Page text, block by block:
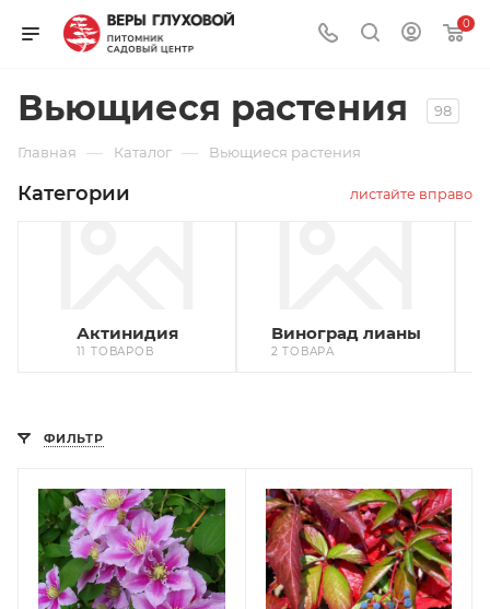
0
Вьющиеся растения 98
Главная — Каталог — Вьющиеся растения
Категории листайте вправо
Актинидия
11 ТОВАРОВ
Виноград лианы
2 ТОВАРА
ФИЛЬТР